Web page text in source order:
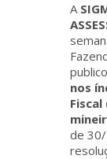
A
nos
Fiscal
de